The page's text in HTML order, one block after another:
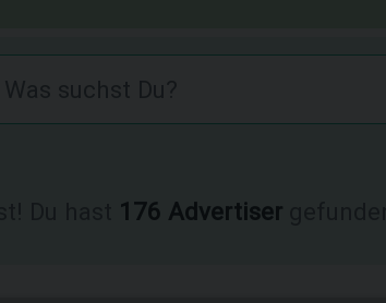
176 Advertiser